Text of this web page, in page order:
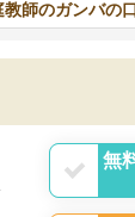
教師のガンバの
無